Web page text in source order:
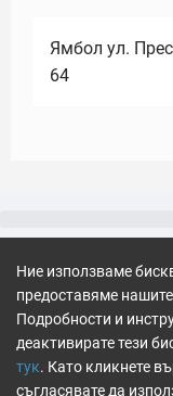
Ямбол ул.
64
Ние използваме
предоставяме
Подробности и
деактивирате тези
тук. Като кликнете
съгласявате да